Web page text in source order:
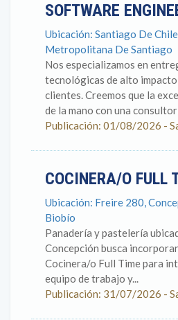
SOFTWARE
Ubicación: Santiago De
Metropolitana De Santiago
Nos especializamos en
tecnológicas de alto
clientes. Creemos que la
de la mano con una
Publicación: 01/08/2026 -
COCINERA/O FULL
Ubicación: Freire 280,
Biobío
Panadería y pastelería
Concepción busca
Cocinera/o Full Time para
equipo de trabajo y...
Publicación: 31/07/2026 -